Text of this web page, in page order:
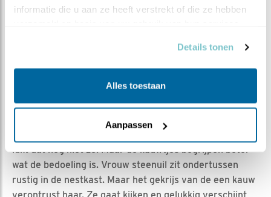
informatie die u aan ze heeft verstrekt of die ze hebben
Details tonen
Alles toestaan
Aanpassen
Hij houdt ze eronder
Geert | Geplaatst op 19 maart 2019, 23:50 |
leuk
Man steenuil is druk bij de nestkast met het wegjagen
lukt dat nog niet zo. Maar de kauwtjes begrijpen beter
wat de bedoeling is. Vrouw steenuil zit ondertussen
rustig in de nestkast. Maar het gekrijs van de een kauw